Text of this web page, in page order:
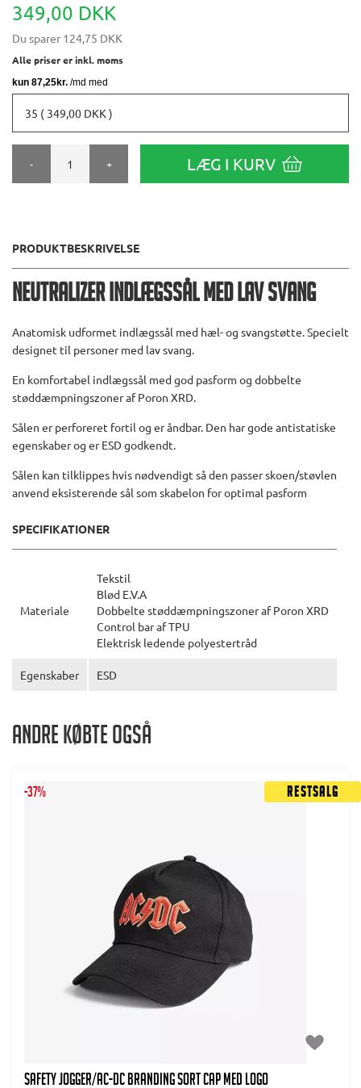
349,00 DKK
Du sparer 124,75 DKK
Alle priser er inkl. moms
35 ( 349,00 DKK )
- + LÆG I KURV
PRODUKTBESKRIVELSE
Neutralizer Indlægssål med lav svang
Anatomisk udformet indlægssål med hæl- og svangstøtte. Specielt
designet til personer med lav svang.
En komfortabel indlægssål med god pasform og dobbelte
støddæmpningszoner af Poron XRD.
Sålen er perforeret fortil og er åndbar. Den har gode antistatiske
egenskaber og er ESD godkendt.
Sålen kan tilklippes hvis nødvendigt så den passer skoen/støvlen
anvend eksisterende sål som skabelon for optimal pasform
SPECIFIKATIONER
Materiale
Tekstil
Blød E.V.A
Dobbelte støddæmpningszoner af Poron XRD
Control bar af TPU
Elektrisk ledende polyestertråd
Egenskaber ESD
Andre købte også
Restsalg
-37%
SAFETY JOGGER/AC-DC Branding Sort Cap med logo